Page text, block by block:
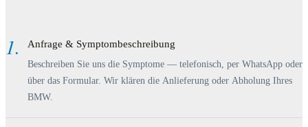
1. Anfrage & Symptombeschreibung
Beschreiben Sie uns die Symptome — telefonisch, per WhatsApp oder
über das Formular. Wir klären die Anlieferung oder Abholung Ihres
BMW.